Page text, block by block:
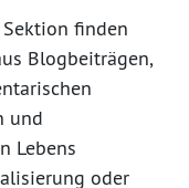
finden
Blogbeiträgen,
und
Lebens
oder